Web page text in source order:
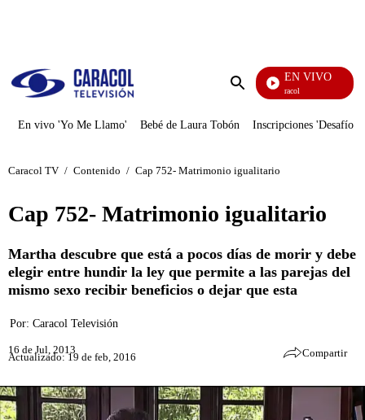
Enviar
EN VIVO
Noticias Caracol
En vivo 'Yo Me Llamo' Bebé de Laura Tobón Inscripciones 'Desafío'
Caracol TV / Contenido / Cap 752- Matrimonio igualitario
Cap 752- Matrimonio igualitario
Martha descubre que está a pocos días de morir y debe
elegir entre hundir la ley que permite a las parejas del
mismo sexo recibir beneficios o dejar que esta
Por: Caracol Televisión
16 de Jul, 2013
Actualizado: 19 de feb, 2016 Compartir